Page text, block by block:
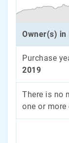
Owner(s) in
Purchase
2019
There is no
one or more